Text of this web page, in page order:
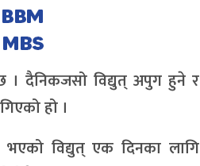
। दैनिकजसो विद्युत् अपुग हुने र
हो ।
विद्युत् एक दिनका लागि